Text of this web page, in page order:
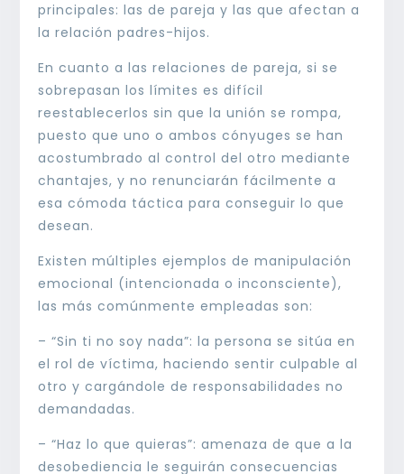
principales: las de pareja y las que afectan a
la relación padres-hijos.
En cuanto a las relaciones de pareja, si se
sobrepasan los límites es difícil
reestablecerlos sin que la unión se rompa,
puesto que uno o ambos cónyuges se han
acostumbrado al control del otro mediante
chantajes, y no renunciarán fácilmente a
esa cómoda táctica para conseguir lo que
desean.
Existen múltiples ejemplos de manipulación
emocional (intencionada o inconsciente),
las más comúnmente empleadas son:
– “Sin ti no soy nada”: la persona se sitúa en
el rol de víctima, haciendo sentir culpable al
otro y cargándole de responsabilidades no
demandadas.
– “Haz lo que quieras”: amenaza de que a la
desobediencia le seguirán consecuencias